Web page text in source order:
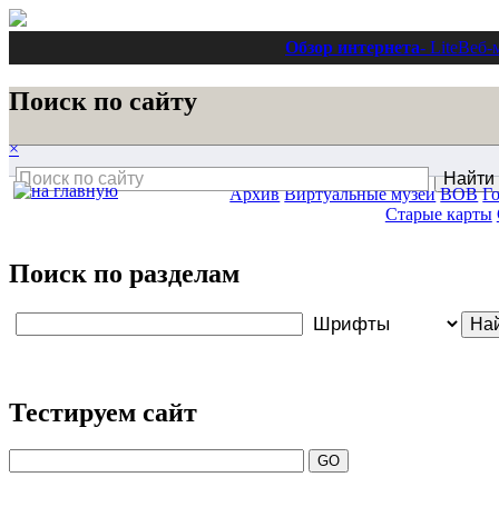
Обзор интернета- LiteВеб-
Поиск по сайту
×
Поиск по разделам
Тестируем сайт
Архив Виртуальные музеи ВОВ
Старые карты